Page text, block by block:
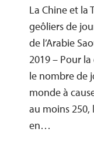
La Chine et la
geôliers de
de l’Arabie
2019 – Pour
le nombre de
monde à
au moins 250,
en…